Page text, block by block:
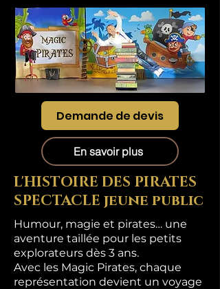
Demande de devis
En savoir plus
L'HISTOIRE DES PIRATES
SPECTACLE jeune public
Humour, magie et pirates… une
aventure taillée pour les petits
explorateurs dès 3 ans.
Avec les Magic Pirates, chaque
représentation devient un voyage